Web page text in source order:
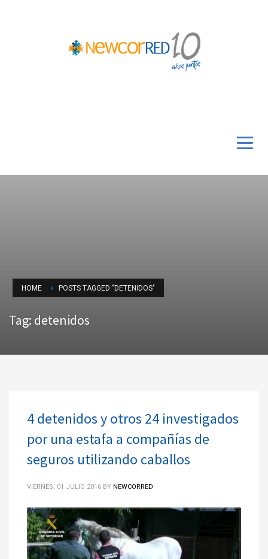
HOME POSTS TAGGED "DETENIDOS"
Tag: detenidos
4 detenidos y otros 24 investigados
por una estafa a compañías de
seguros utilizando caballos
VIERNES, 01 JULIO 2016 BY NEWCORRED